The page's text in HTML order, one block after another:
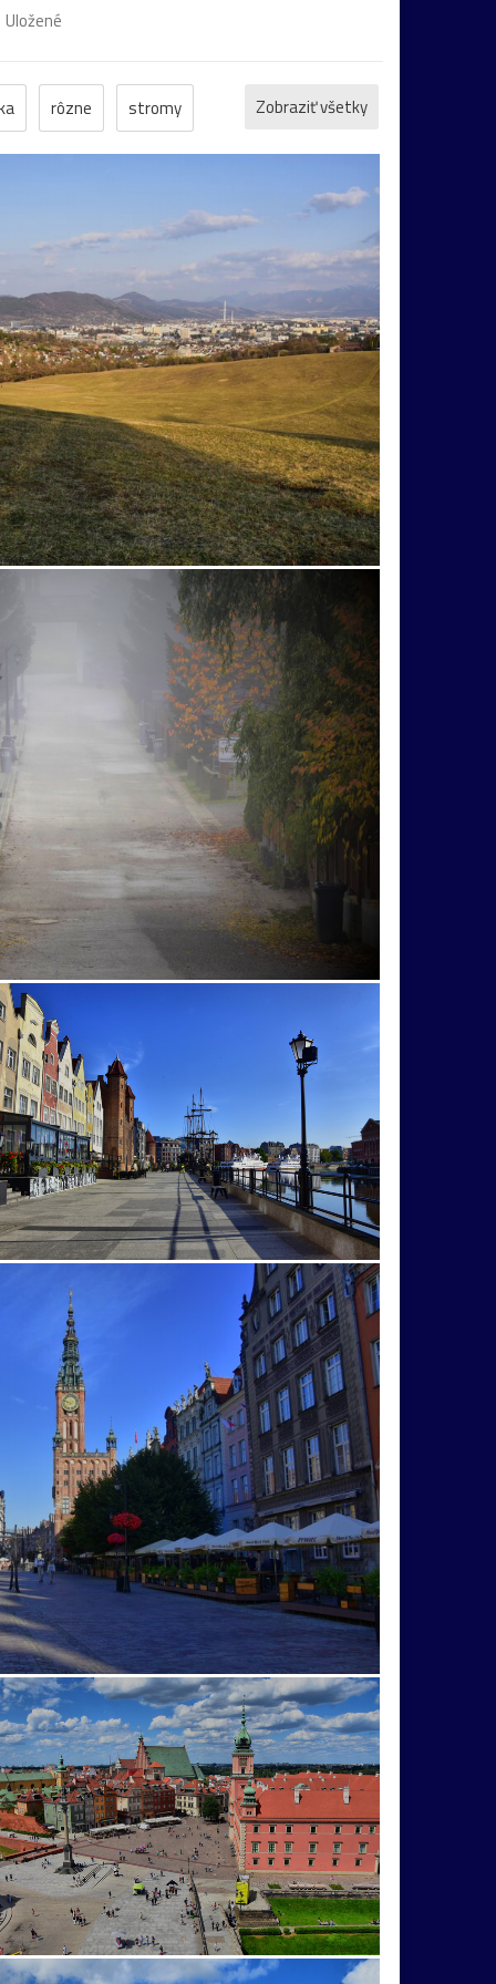
Uložené
Zobraziť všetky
rôzne stromy
Morava most Praha
Varšava 2026 Bratislava
chalúpka jazero Karlov les
tučniak včela Vroclav vták
drevenice Dunaj fauna
košík lavička lekno lístie lod
plaz pole prianie priehrada
vlaky Vlčnov
africana africký alpaka
Bojnice Bouzov brána
cyklista cyklistka Cyril
flóra fotograf gejzír guľa
chrám chrobák indický jablone
Kamzík Karibuni katedrála
Lietava Liptovská
Metod miesto mláďatá
odraz Okoŕ oldtimer
Panoráma paragliding pavučina
príroa príroada prírodaa prírode
Rumunsko rybník ryby
Sopot sova
TANAP ťava tradícia
vodopád vodopádiky vtáčia
žito Zlín zrocanina